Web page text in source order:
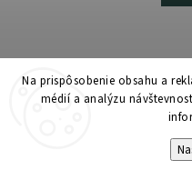
Na prispôsobenie obsahu a
médií a analýzu
Upraviť